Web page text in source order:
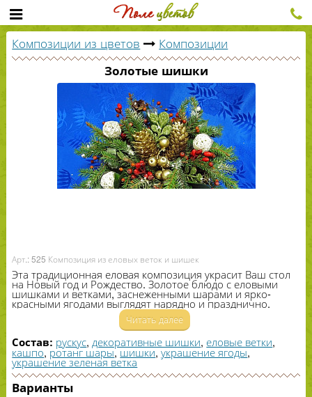
Композиции из цветов Композиции
Золотые шишки
Арт.: 525 Композиция из еловых веток и шишек
Эта традиционная еловая композиция украсит Ваш стол
на Новый год и Рождество. Золотое блюдо с еловыми
шишками и ветками, заснеженными шарами и ярко-​
красными ягодами выглядят нарядно и празднично.
Читать далее
Состав: рускус, декоративные шишки, еловые ветки,
кашпо, ротанг шары,шишки,украшение ягоды,
украшение зеленая ветка
Варианты